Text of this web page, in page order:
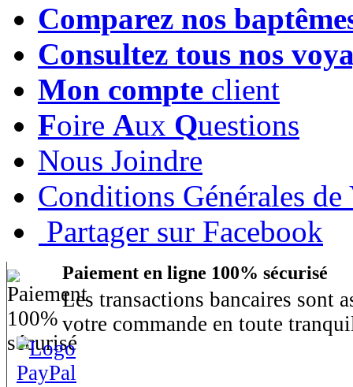
Comparez nos
Consultez tous nos
Mon compte client
Foire Aux Questions
Nous Joindre
Conditions Générales de
Partager sur Facebook
Paiement en ligne 100% sécurisé
Les transactions bancaires sont
votre commande en toute